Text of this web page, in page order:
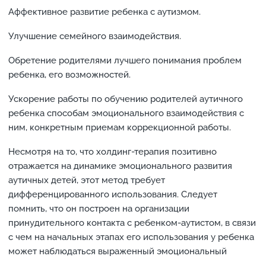
Аффективное развитие ребенка с аутизмом.
Улучшение семейного взаимодействия.
Обретение родителями лучшего понимания проблем
ребенка, его возможностей.
Ускорение работы по обучению родителей аутичного
ребенка способам эмоционального взаимодействия с
ним, конкретным приемам коррекционной работы.
Несмотря на то, что холдинг-терапия позитивно
отражается на динамике эмоционального развития
аутичных детей, этот метод требует
дифференцированного использования. Следует
помнить, что он построен на организации
принудительного контакта с ребенком-аутистом, в связи
с чем на начальных этапах его использования у ребенка
может наблюдаться выраженный эмоциональный